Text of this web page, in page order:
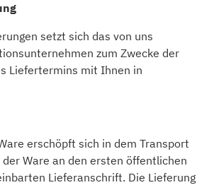
setzt sich das von uns
zum Zwecke der
Liefertermins mit Ihnen in
erschöpft sich in dem Transport
der Ware an den ersten öffentlichen
Lieferanschrift. Die Lieferung